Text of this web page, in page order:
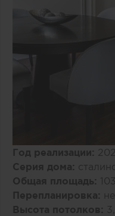
Год реализации:
Серия дома:
Общая площадь:
Перепланировка:
Высота потолков: